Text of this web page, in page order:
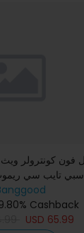
تايب سي ريموت
Cashback
USD 65.99